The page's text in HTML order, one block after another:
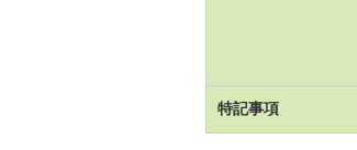
特記事項